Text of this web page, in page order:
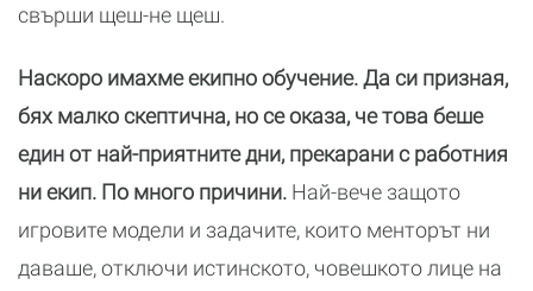
свърши щеш-не щеш.
Наскоро имахме екипно обучение. Да си призная,
бях малко скептична, но се оказа, че това беше
един от най-приятните дни, прекарани с работния
ни екип. По много причини. Най-вече защото
игровите модели и задачите, които менторът ни
даваше, отключи истинското, човешкото лице на